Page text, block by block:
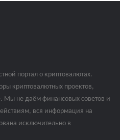
портал о криптовалютах.
криптовалютных проектов,
Мы не даём финансовых советов и
вся информация на
исключительно в